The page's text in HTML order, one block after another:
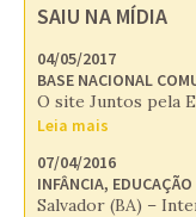
SAIU NA MÍDIA
04/05/2017
BASE NACIONAL
O site Juntos pela
Leia mais
07/04/2016
INFÂNCIA,
Salvador (BA) –